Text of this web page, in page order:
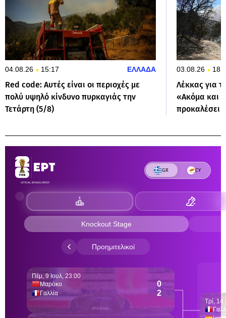
04.08.26 15:17 ΕΛΛΑΔΑ
Red code: Αυτές είναι οι περιοχές με
πολύ υψηλό κίνδυνο πυρκαγιάς την
Τετάρτη (5/8)
03.08.26
Λέκκας για
«Ακόμα και
προκαλέσει